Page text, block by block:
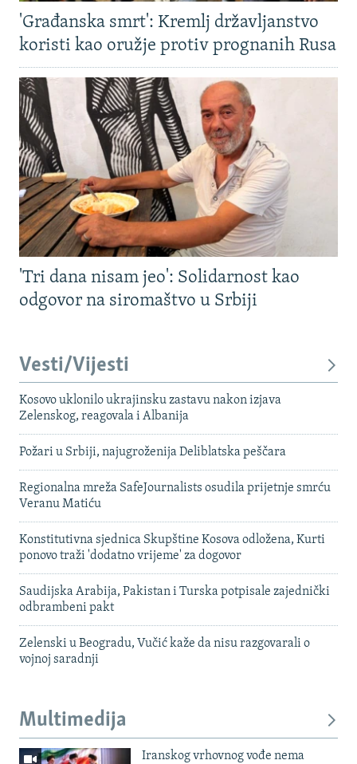
'Građanska smrt': Kremlj državljanstvo
koristi kao oružje protiv prognanih Rusa
'Tri dana nisam jeo': Solidarnost kao
odgovor na siromaštvo u Srbiji
Vesti/Vijesti
Kosovo uklonilo ukrajinsku zastavu nakon izjava
Zelenskog, reagovala i Albanija
Požari u Srbiji, najugroženija Deliblatska peščara
Regionalna mreža SafeJournalists osudila prijetnje smrću
Veranu Matiću
Konstitutivna sjednica Skupštine Kosova odložena, Kurti
ponovo traži 'dodatno vrijeme' za dogovor
Saudijska Arabija, Pakistan i Turska potpisale zajednički
odbrambeni pakt
Zelenski u Beogradu, Vučić kaže da nisu razgovarali o
vojnoj saradnji
Multimedija
Iranskog vrhovnog vođe nema